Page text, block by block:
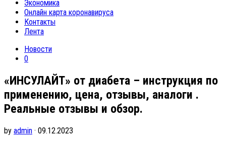
Экономика
Онлайн карта коронавируса
Контакты
Лента
Новости
0
«ИНСУЛАЙТ» от диабета – инструкция по
применению, цена, отзывы, аналоги .
Реальные отзывы и обзор.
by admin · 09.12.2023